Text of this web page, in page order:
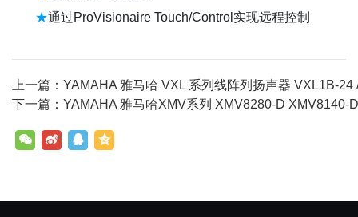
通过ProVisionaire Touch/Control实现远程控制
上一篇：YAMAHA 雅马哈 VXL 系列线阵列扬声器 VXL1B-
下一篇：YAMAHA 雅马哈XMV系列 XMV8280-D